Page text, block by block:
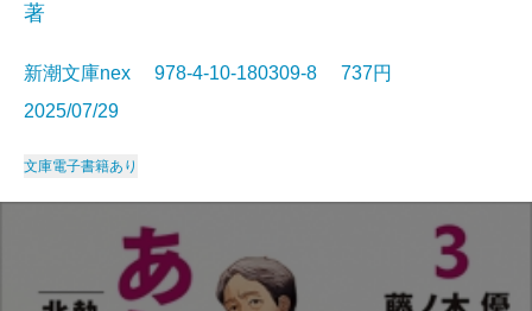
著
新潮文庫nex 978-4-10-180309-8 737円
2025/07/29
文庫電子書籍あり